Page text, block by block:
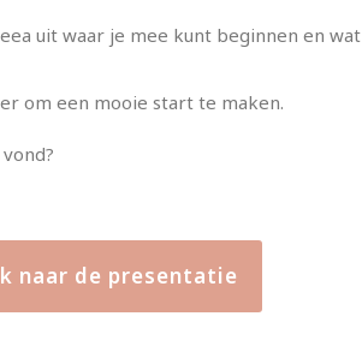
uit waar je mee kunt beginnen en wat
om een mooie start te maken.
naar de presentatie